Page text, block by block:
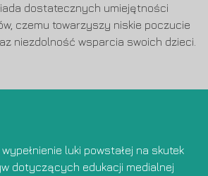
dostatecznych umiejętności
czemu towarzyszy niskie poczucie
niezdolność wsparcia swoich dzieci.
luki powstałej na skutek
dotyczących edukacji medialnej